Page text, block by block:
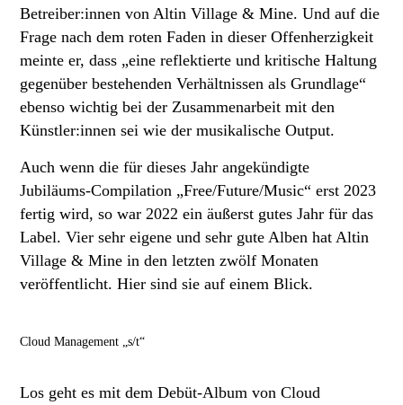
Betreiber:innen von Altin Village & Mine. Und auf die
Frage nach dem roten Faden in dieser Offenherzigkeit
meinte er, dass „eine reflektierte und kritische Haltung
gegenüber bestehenden Verhältnissen als Grundlage“
ebenso wichtig bei der Zusammenarbeit mit den
Künstler:innen sei wie der musikalische Output.
Auch wenn die für dieses Jahr angekündigte
Jubiläums-Compilation „Free/Future/Music“ erst 2023
fertig wird, so war 2022 ein äußerst gutes Jahr für das
Label. Vier sehr eigene und sehr gute Alben hat Altin
Village & Mine in den letzten zwölf Monaten
veröffentlicht. Hier sind sie auf einem Blick.
Cloud Management „s/t“
Los geht es mit dem Debüt-Album von Cloud